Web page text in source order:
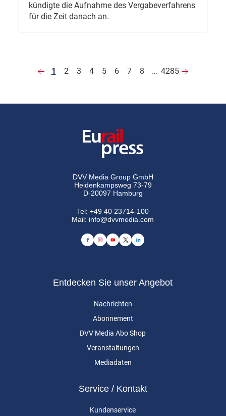
kündigte die Aufnahme des Vergabeverfahrens
für die Zeit danach an.
1 2 3 4 5 6 7 8 … 4285
DVV Media Group GmbH
Heidenkampsweg 73-79
D-20097 Hamburg
Tel:+49 40 23714-100
Mail: info@dvvmedia.com
Entdecken Sie unser Angebot
Nachrichten
Abonnement
DVV Media Abo Shop
Veranstaltungen
Mediadaten
Service / Kontakt
Kundenservice